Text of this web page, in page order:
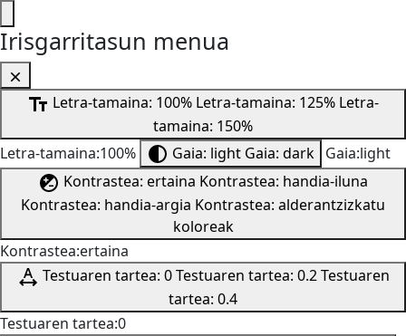
Irisgarritasun menua
Letra-tamaina: 100% Letra-tamaina: 125% Letra-
tamaina: 150%
Letra-tamaina:100%
Gaia: light Gaia: dark Gaia:light
Kontrastea: ertaina Kontrastea: handia-iluna
Kontrastea: handia-argia Kontrastea: alderantzizkatu
koloreak
Kontrastea:ertaina
Testuaren tartea: 0 Testuaren tartea: 0.2 Testuaren
tartea: 0.4
Testuaren tartea:0